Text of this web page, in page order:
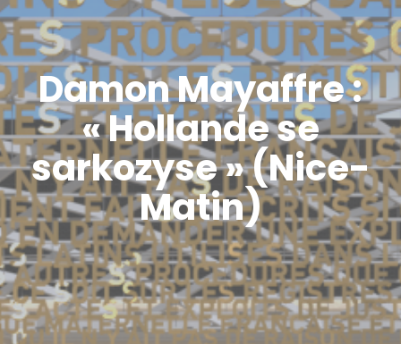
Damon Mayaffre :
« Hollande se
sarkozyse » (Nice-
Matin)